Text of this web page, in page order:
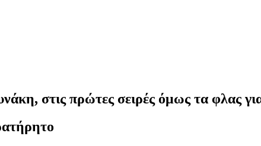
στις πρώτες σειρές όμως τα φλας